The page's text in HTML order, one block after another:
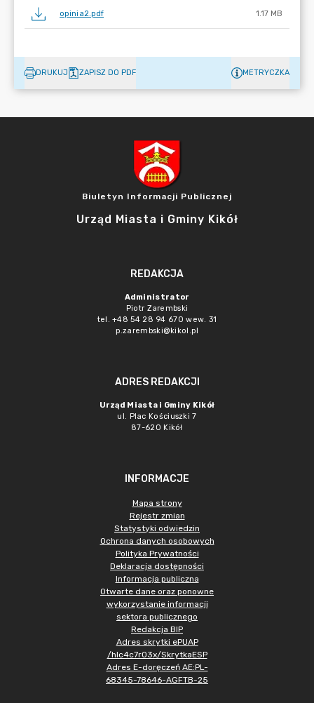
opinia2.pdf 1.17 MB
DRUKUJ ZAPISZ DO PDF METRYCZKA
Biuletyn Informacji Publicznej
Urząd Miasta i Gminy Kikół
REDAKCJA
Administrator
Piotr Zarembski
tel. +48 54 28 94 670 wew. 31
p.zarembski@kikol.pl
ADRES REDAKCJI
Urząd Miasta i Gminy Kikół
ul. Plac Kościuszki 7
87-620 Kikół
INFORMACJE
Mapa strony
Rejestr zmian
Statystyki odwiedzin
Ochrona danych osobowych
Polityka Prywatności
Deklaracja dostępności
Informacja publiczna
Otwarte dane oraz ponowne
wykorzystanie informacji
sektora publicznego
Redakcja BIP
Adres skrytki ePUAP
/hlc4c7r03x/SkrytkaESP
Adres E-doręczeń AE:PL-
68345-78646-AGFTB-25